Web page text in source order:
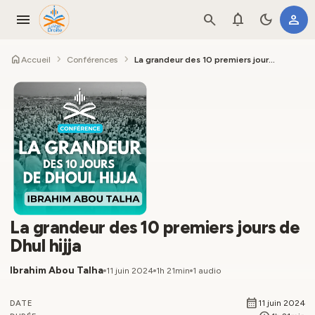
menu search notifications dark_mode person
homeAccueil chevron_right Conférences chevron_right La grandeur des 10 premiers jours de Dhul hijja
La grandeur des 10 premiers jours de
Dhul hijja
Ibrahim Abou Talha 11 juin 2024 1h 21min 1 audio
DATE calendar_month 11 juin 2024